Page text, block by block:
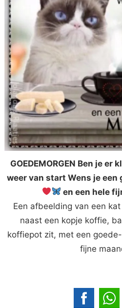
GOEDEMORGEN Ben je er
weer van start Wens je een
en een hele
Een afbeelding van een
naast een kopje koffie,
koffiepot zit, met een
fijne